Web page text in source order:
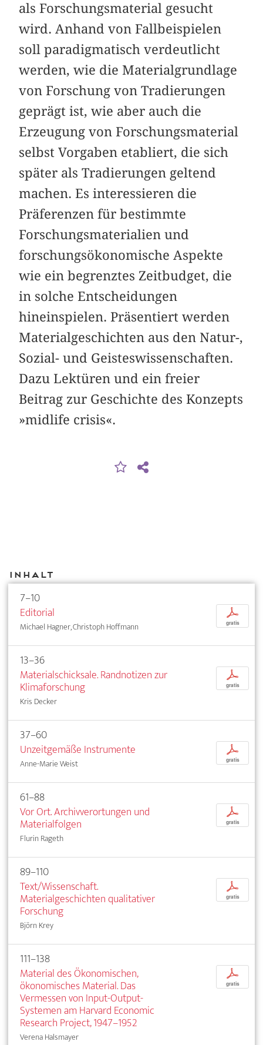
als Forschungsmaterial gesucht
wird. Anhand von Fallbeispielen
soll paradigmatisch verdeutlicht
werden, wie die Materialgrundlage
von Forschung von Tradierungen
geprägt ist, wie aber auch die
Erzeugung von Forschungsmaterial
selbst Vorgaben etabliert, die sich
später als Tradierungen geltend
machen. Es interessieren die
Präferenzen für bestimmte
Forschungsmaterialien und
forschungsökonomische Aspekte
wie ein begrenztes Zeitbudget, die
in solche Entscheidungen
hineinspielen. Präsentiert werden
Materialgeschichten aus den Natur-,
Sozial- und Geisteswissenschaften.
Dazu Lektüren und ein freier
Beitrag zur Geschichte des Konzepts
»midlife crisis«.
Inhalt
7–10
Editorial
Michael Hagner, Christoph Hoffmann
p
gratis
13–36
Materialschicksale. Randnotizen zur
Klimaforschung
Kris Decker
p
gratis
37–60
Unzeitgemäße Instrumente
Anne-Marie Weist
p
gratis
61–88
Vor Ort. Archivverortungen und
Materialfolgen
Flurin Rageth
p
gratis
89–110
Text/Wissenschaft.
Materialgeschichten qualitativer
Forschung
Björn Krey
p
gratis
111–138
Material des Ökonomischen,
ökonomisches Material. Das
Vermessen von Input-Output-
Systemen am Harvard Economic
Research Project, 1947–1952
Verena Halsmayer
p
gratis